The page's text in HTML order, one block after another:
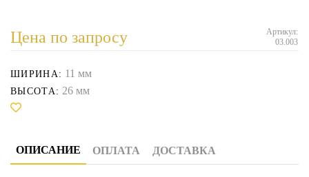
Цена по запросу
Артикул:
03.003
ШИРИНА: 11 мм
ВЫСОТА: 26 мм
ОПИСАНИЕ ОПЛАТА ДОСТАВКА